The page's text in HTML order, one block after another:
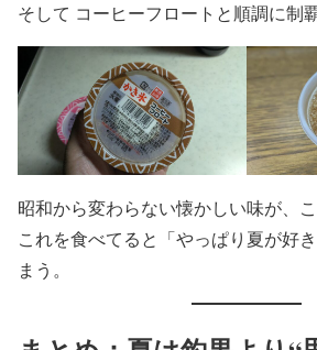
そして コーヒーフロートと順調に制
昭和から変わらない懐かしい味が、こ
これを食べてると「やっぱり夏が好
まう。